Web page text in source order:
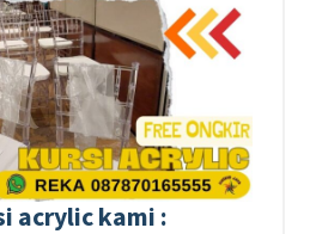
acrylic kami :